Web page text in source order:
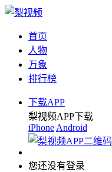
首页
人物
万象
排行榜
下载APP
梨视频APP下载
iPhone Android
您还没有登录